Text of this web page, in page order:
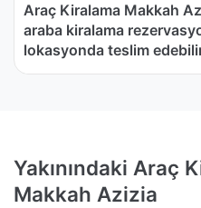
Araç Kiralama Makkah
araba kiralama
lokasyonda teslim
Yakınındaki Araç
Makkah Azizia